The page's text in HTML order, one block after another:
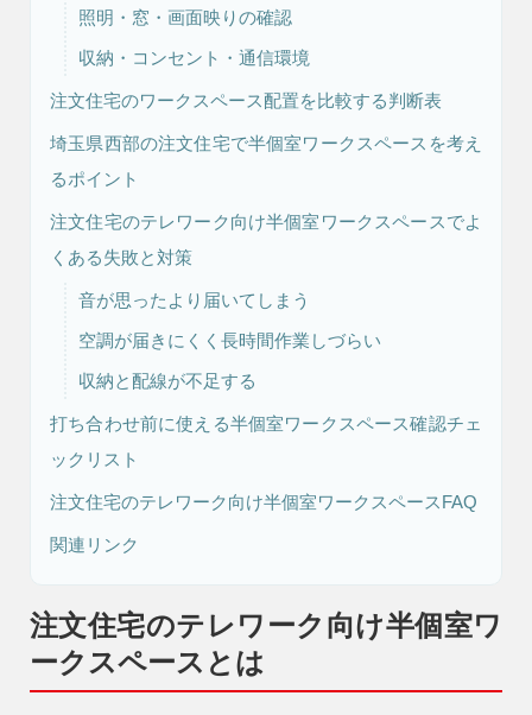
照明・窓・画面映りの確認
収納・コンセント・通信環境
注文住宅のワークスペース配置を比較する判断表
埼玉県西部の注文住宅で半個室ワークスペースを考え
るポイント
注文住宅のテレワーク向け半個室ワークスペースでよ
くある失敗と対策
音が思ったより届いてしまう
空調が届きにくく長時間作業しづらい
収納と配線が不足する
打ち合わせ前に使える半個室ワークスペース確認チェ
ックリスト
注文住宅のテレワーク向け半個室ワークスペースFAQ
関連リンク
注文住宅のテレワーク向け半個室ワ
ークスペースとは
アフターメンテナンス 安心保証制度
ブログ・コラム
注文住宅
リノベーション